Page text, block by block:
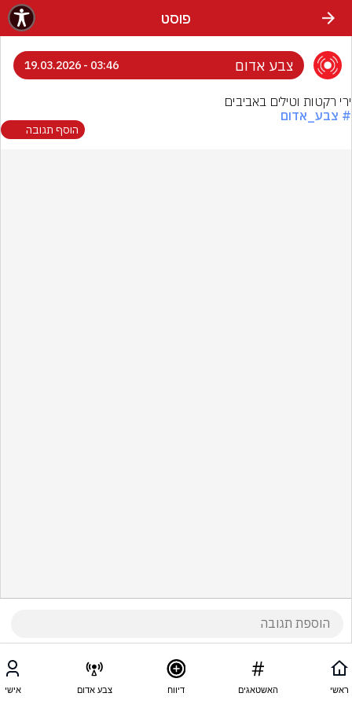
פוסט
צבע אדום 03:46 - 19.03.2026
ירי רקטות וטילים באביבים
# צבע_אדום
הוסף תגובה
ראשי האשטאגים דיווח צבע אדום אישי